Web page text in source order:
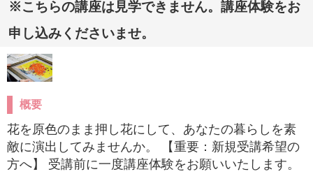
※こちらの講座は見学できません。講座体験をお
申し込みくださいませ。
概要
花を原色のまま押し花にして、あなたの暮らしを素
敵に演出してみませんか。 【重要：新規受講希望の
方へ】 受講前に一度講座体験をお願いいたします。